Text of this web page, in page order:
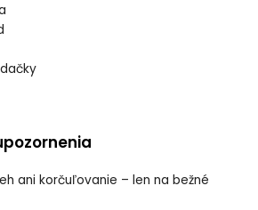
ani korčuľovanie – len na bežné